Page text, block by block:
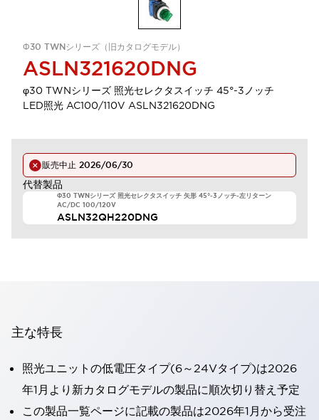
Φ30 TWNシリーズ（旧カタログモデル）
ASLN321620DNG
φ30 TWNシリーズ 照光セレクタスイッチ 45°-3ノッチ
LED照光 AC100/110V ASLN321620DNG
販売中止 2026/06/30
代替製品
Φ30 TWNシリーズ 照光セレクタスイッチ 矢形 45°-3ノッチ-左リターン
AC/DC 100/120V
ASLN32QH220DNG
主な特長
照光ユニットの低電圧タイプ(6～24Vタイプ)は2026
年1月より新カタログモデルの製品に順次切り替え予定
この製品一覧ページに記載の製品は2026年1月から受注